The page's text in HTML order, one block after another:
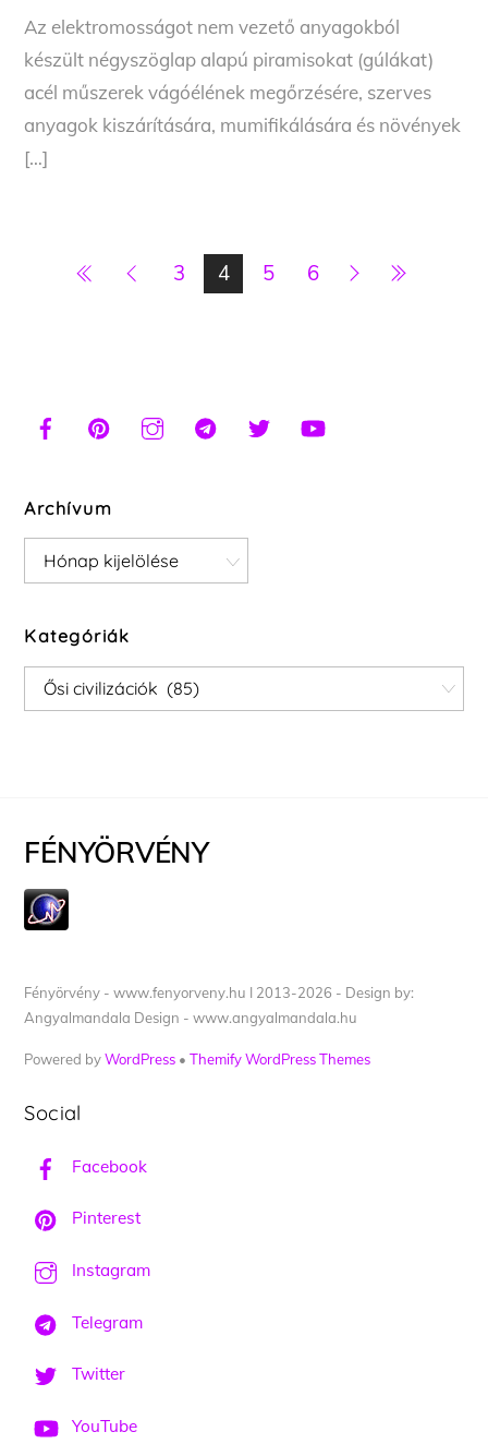
Az elektromosságot nem vezető anyagokból
készült négyszöglap alapú piramisokat (gúlákat)
acél műszerek vágóélének megőrzésére, szerves
anyagok kiszárítására, mumifikálására és növények
[…]
3 4 5 6
Archívum
Archívum
Kategóriák
Kategóriák
FÉNYÖRVÉNY
Fényörvény - www.fenyorveny.hu I 2013-2026 - Design by:
Angyalmandala Design - www.angyalmandala.hu
Powered byWordPress •Themify WordPress Themes
Social
Facebook
Pinterest
Instagram
Telegram
Twitter
YouTube